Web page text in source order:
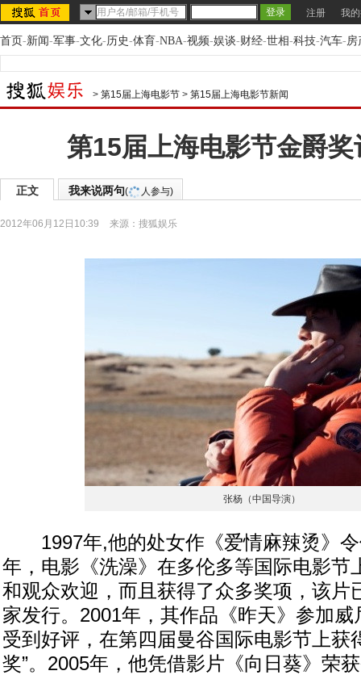
注册 我
首页-新闻-军事-文化-历史-体育-NBA-视频-娱谈-财经-世相-科技-汽车-房
> 第15届上海电影节 > 第15届上海电影节新闻
第15届上海电影节金爵
正文 我来说两句( 人参与)
2012年06月12日10:39 来源： 搜狐娱乐
张杨（中国导演）
1997年,他的处女作《爱情麻辣烫》令
年，电影《洗澡》在多伦多等国际电影节
和观众欢迎，而且获得了众多奖项，该片
家发行。2001年，其作品《昨天》参加
受到好评，在第四届曼谷国际电影节上获
奖”。2005年，他凭借影片《向日葵》荣